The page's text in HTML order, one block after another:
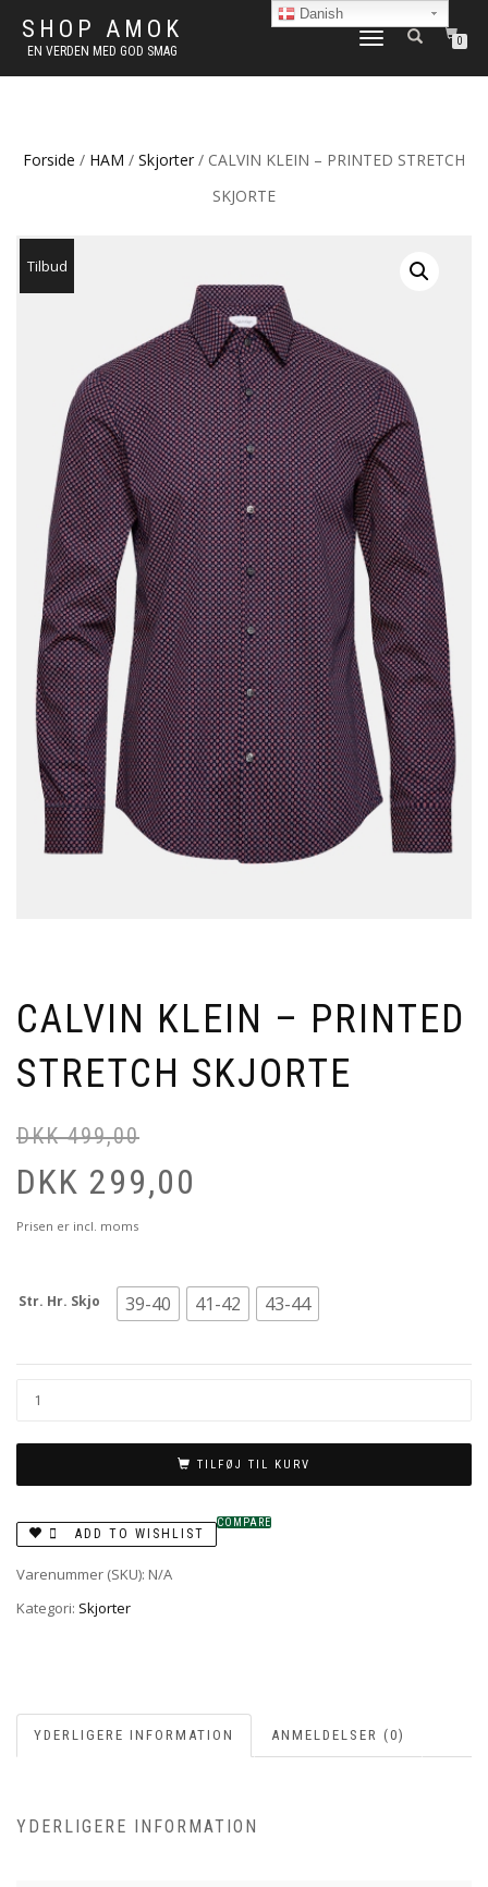
SHOP AMOK
EN VERDEN MED GOD SMAG
FLIP
0
Forside / HAM / Skjorter / CALVIN KLEIN – PRINTED STRETCH
SKJORTE
Tilbud
CALVIN KLEIN – PRINTED
STRETCH SKJORTE
DKK499,00
DKK 299,00
Prisen er incl. moms
Str. Hr. Skjo 39-40 41-42 43-44
TILFØJ TIL KURV
ADD TO WISHLIST
COMPARE
Varenummer (SKU): N/A
Kategori: Skjorter
YDERLIGERE INFORMATION ANMELDELSER (0)
YDERLIGERE INFORMATION
Danish